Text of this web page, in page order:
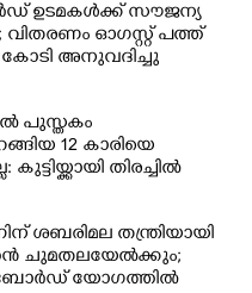
ഉടമകൾക്ക് സൗജന്യ
വിതരണം ഓഗസ്റ്റ് പത്ത്
അനുവദിച്ചു
പുസ്തകം
12 കാരിയെ
തിരച്ചിൽ
ശബരിമല തന്ത്രിയായി
ചുമതലയേൽക്കും;
ബോർഡ് യോഗത്തിൽ